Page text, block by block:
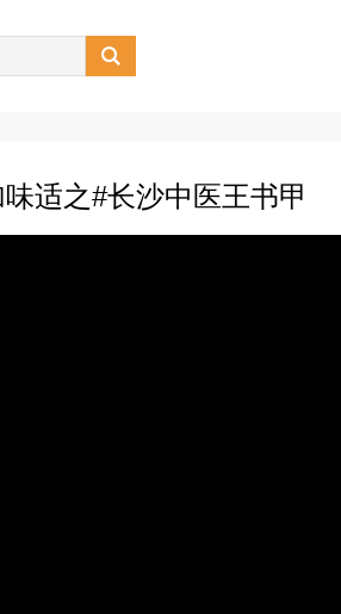

适之#长沙中医王书甲